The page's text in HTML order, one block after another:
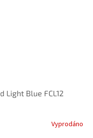
Light Blue FCL12
Vyprodáno